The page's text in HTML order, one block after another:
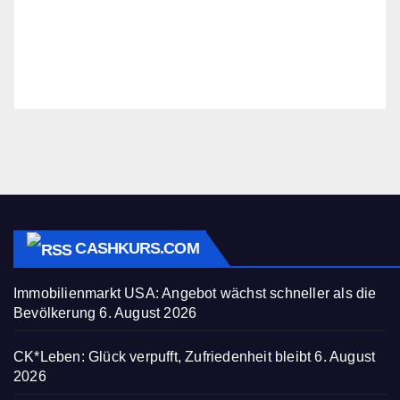
CASHKURS.COM
Immobilienmarkt USA: Angebot wächst schneller als die
Bevölkerung 6. August 2026
CK*Leben: Glück verpufft, Zufriedenheit bleibt 6. August
2026